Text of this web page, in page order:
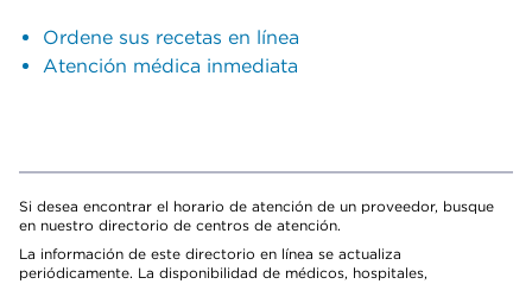
Ordene sus recetas en línea
Atención médica inmediata
Si desea encontrar el horario de atención de un proveedor, busque
en nuestro directorio de centros de atención.
La información de este directorio en línea se actualiza
periódicamente. La disponibilidad de médicos, hospitales,